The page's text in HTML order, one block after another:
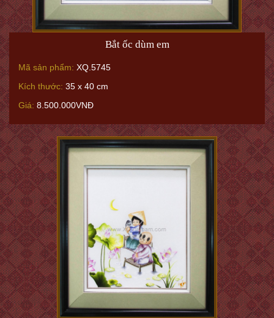
Bắt ốc dùm em
Mã sản phẩm: XQ.5745
Kích thước: 35 x 40 cm
Giá: 8.500.000VNĐ